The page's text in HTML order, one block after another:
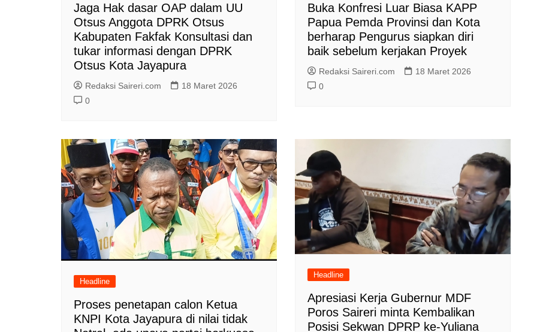
Jaga Hak dasar OAP dalam UU
Otsus Anggota DPRK Otsus
Kabupaten Fakfak Konsultasi dan
tukar informasi dengan DPRK
Otsus Kota Jayapura
Redaksi Saireri.com
18 Maret 2026
0
Buka Konfresi Luar Biasa KAPP
Papua Pemda Provinsi dan Kota
berharap Pengurus siapkan diri
baik sebelum kerjakan Proyek
Redaksi Saireri.com
18 Maret 2026
0
Headline
Proses penetapan calon Ketua
KNPI Kota Jayapura di nilai tidak
Headline
Apresiasi Kerja Gubernur MDF
Poros Saireri minta Kembalikan
Posisi Sekwan DPRP ke-Yuliana